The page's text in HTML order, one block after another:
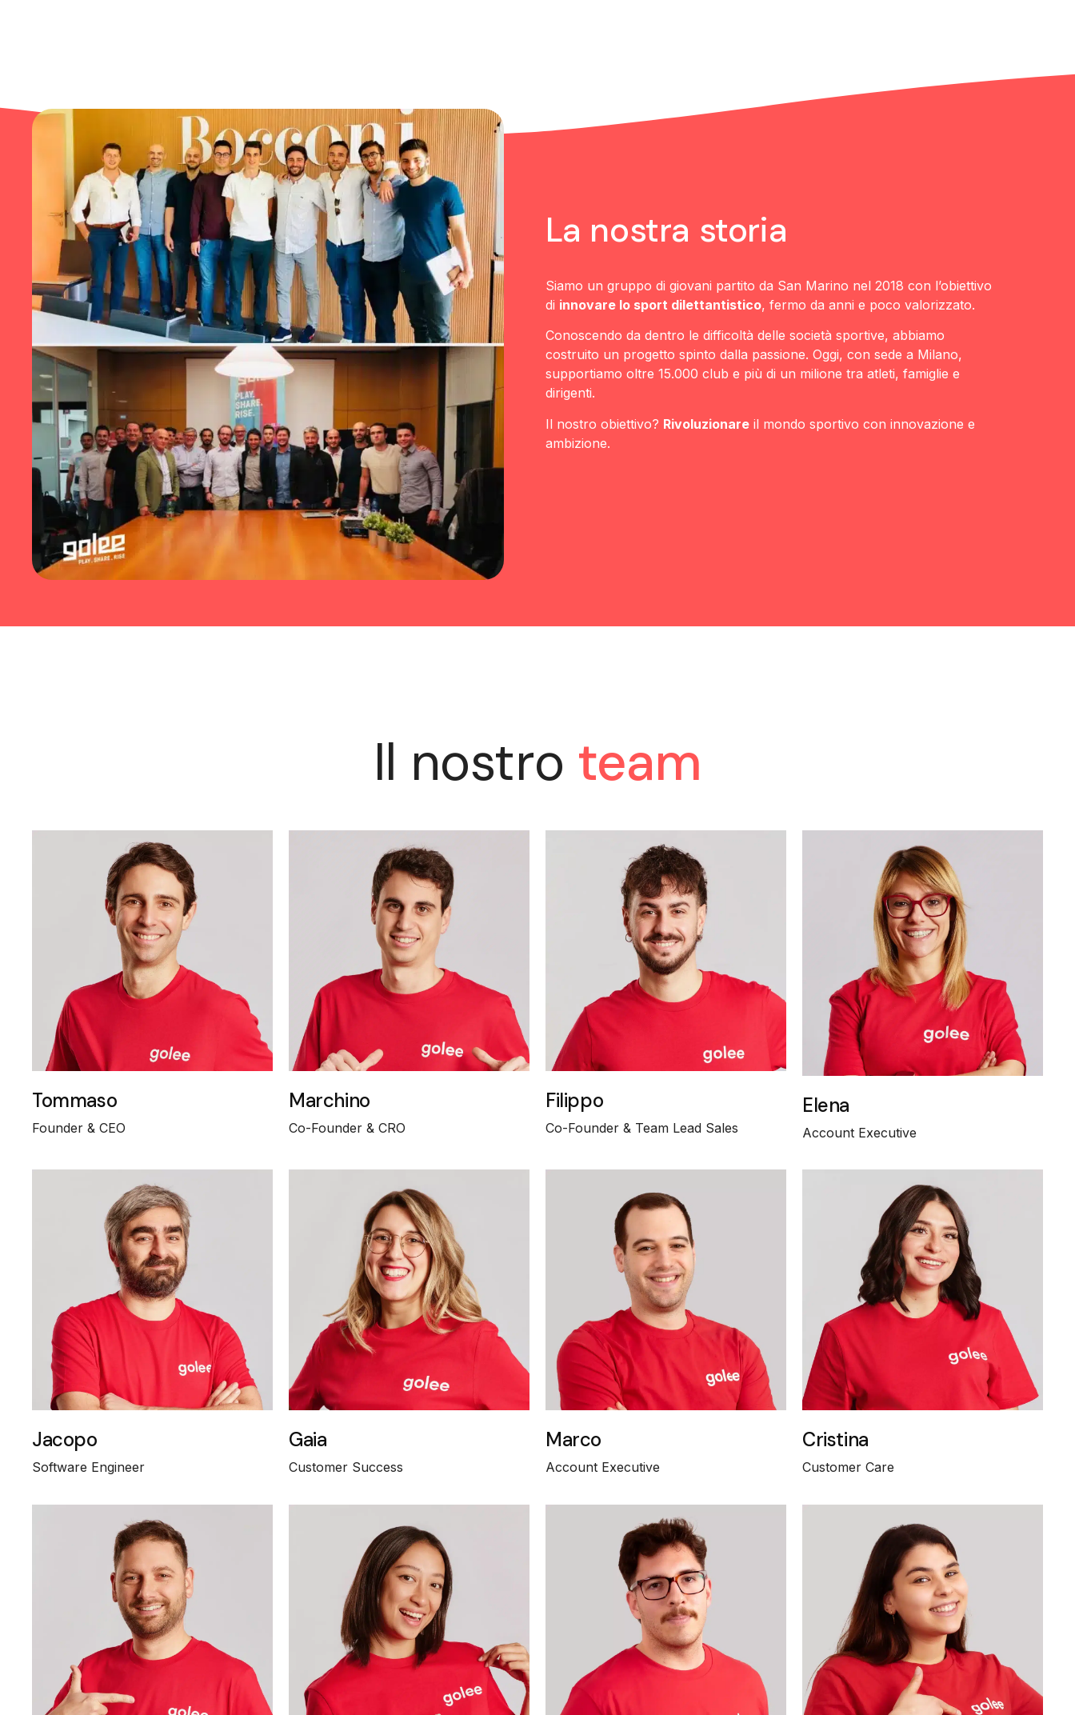
La nostra storia
Siamo un gruppo di giovani partito da San Marino nel 2018 con l’obiettivo
di innovare lo sport dilettantistico, fermo da anni e poco valorizzato.
Conoscendo da dentro le difficoltà delle società sportive, abbiamo
costruito un progetto spinto dalla passione. Oggi, con sede a Milano,
supportiamo oltre 15.000 club e più di un milione tra atleti, famiglie e
dirigenti.
Il nostro obiettivo? Rivoluzionareil mondo sportivo con innovazione e
ambizione.
Il nostro team
Tommaso
Founder & CEO
Marchino
Co-Founder & CRO
Filippo
Co-Founder & Team Lead Sales
Elena
Account Executive
Jacopo
Software Engineer
Gaia
Customer Success
Marco
Account Executive
Cristina
Customer Care